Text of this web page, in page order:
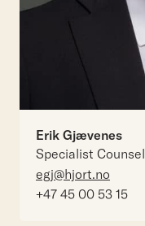
Erik Gjævenes
Specialist Counsel
egj@hjort.no
+47 45 00 53 15